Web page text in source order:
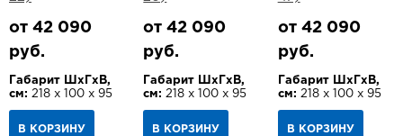
от 42 090
руб.
Габарит ШхГхВ,
см: 218 х 100 х 95
В КОРЗИНУ
от 42 090
руб.
Габарит ШхГхВ,
см: 218 х 100 х 95
В КОРЗИНУ
от 42 090
руб.
Габарит ШхГхВ,
см: 218 х 100 х 95
В КОРЗИНУ